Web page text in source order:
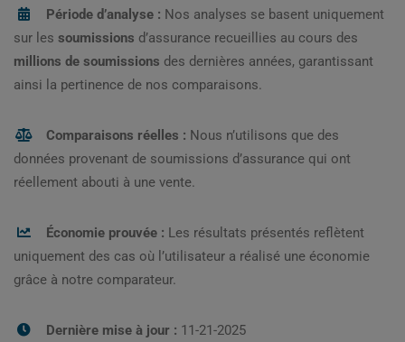
Période d’analyse : Nos analyses se basent uniquement
sur les soumissions d’assurance recueillies au cours des
millions de soumissions des dernières années, garantissant
ainsi la pertinence de nos comparaisons.
Comparaisons réelles : Nous n’utilisons que des
données provenant de soumissions d’assurance qui ont
réellement abouti à une vente.
Économie prouvée : Les résultats présentés reflètent
uniquement des cas où l’utilisateur a réalisé une économie
grâce à notre comparateur.
Dernière mise à jour : 11-21-2025